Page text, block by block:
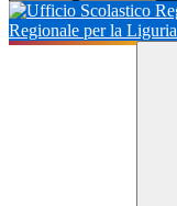
Regionale per la Liguria